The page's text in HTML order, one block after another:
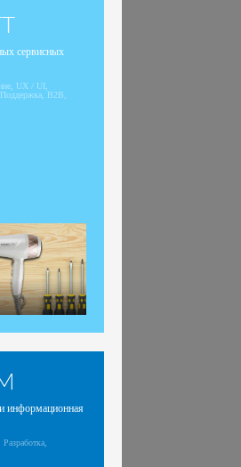
сервисных
UX / UI,
Поддержка, B2B,
информационная